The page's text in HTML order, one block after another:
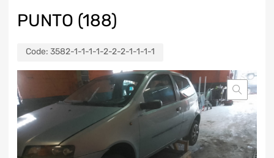
PUNTO (188)
Code: 3582-1-1-1-1-2-2-2-1-1-1-1